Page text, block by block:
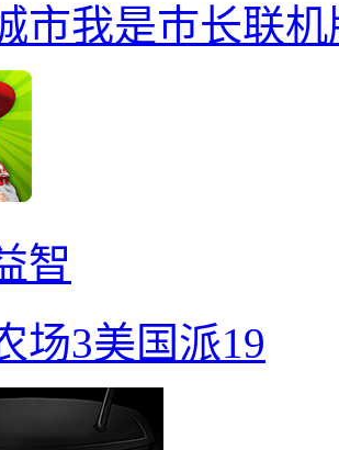
市我是巿长联机
智
场3美国派19